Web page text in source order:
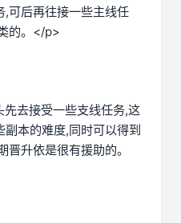
,可后再往接一些主线任
的。</p>
去接受一些支线任务,这
本的难度,同时可以得到
升依是很有援助的。